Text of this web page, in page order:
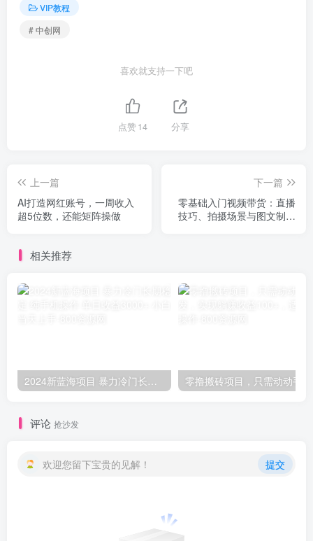
VIP教程
# 中创网
喜欢就支持一下吧
点赞14 分享
上一篇
AI打造网红账号，一周收入
超5位数，还能矩阵操做
下一篇
零基础入门视频带货：直播
技巧、拍摄场景与图文制作
相关推荐
评论 抢沙发
欢迎您留下宝贵的见解！ 提交